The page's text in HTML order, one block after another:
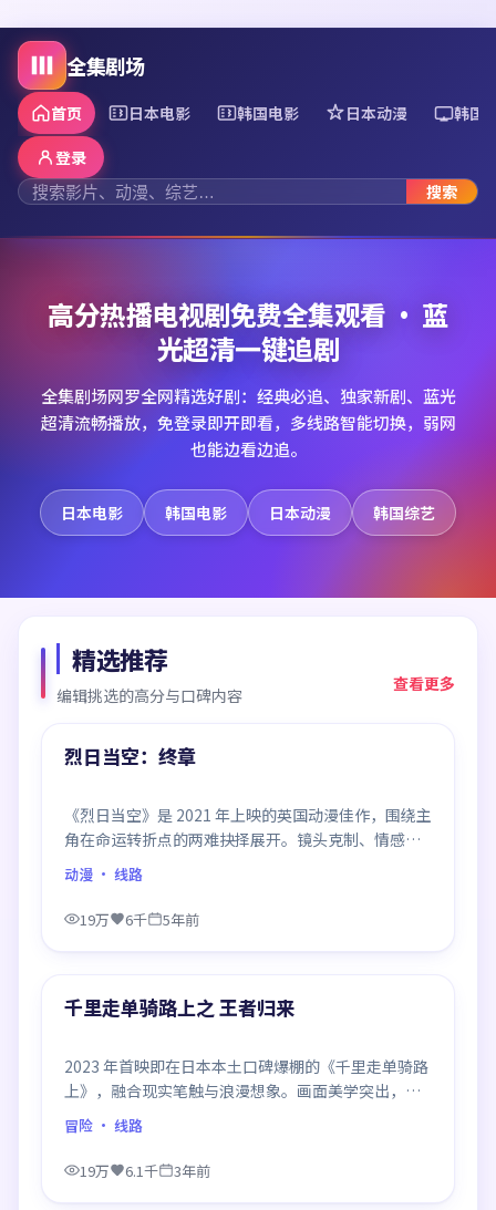
全集剧场
首页 日本电影 韩国电影 日本动漫 韩国
搜索
登录
高分热播电视剧免费全集观看 · 蓝
光超清一键追剧
全集剧场网罗全网精选好剧：经典必追、独家新剧、蓝光
超清流畅播放，免登录即开即看，多线路智能切换，弱网
也能边看边追。
日本电影 韩国电影 日本动漫 韩国综艺
精选推荐
编辑挑选的高分与口碑内容
查看更多
精选
99:48
烈日当空：终章
《烈日当空》是 2021 年上映的英国动漫佳作，围绕主
角在命运转折点的两难抉择展开。镜头克制、情感浓
烈，伏笔层层铺陈，结尾出人意料，是同类题材中口
碑回潮的一部。
动漫 · 线路
19万 6千 5年前
精选
千里走单骑路上之 王者归来
2023 年首映即在日本本土口碑爆棚的《千里走单骑路
上》，融合现实笔触与浪漫想象。画面美学突出，节
奏拿捏到位，是当年话题度居高不下的代表作。
冒险 · 线路
19万 6.1千 3年前